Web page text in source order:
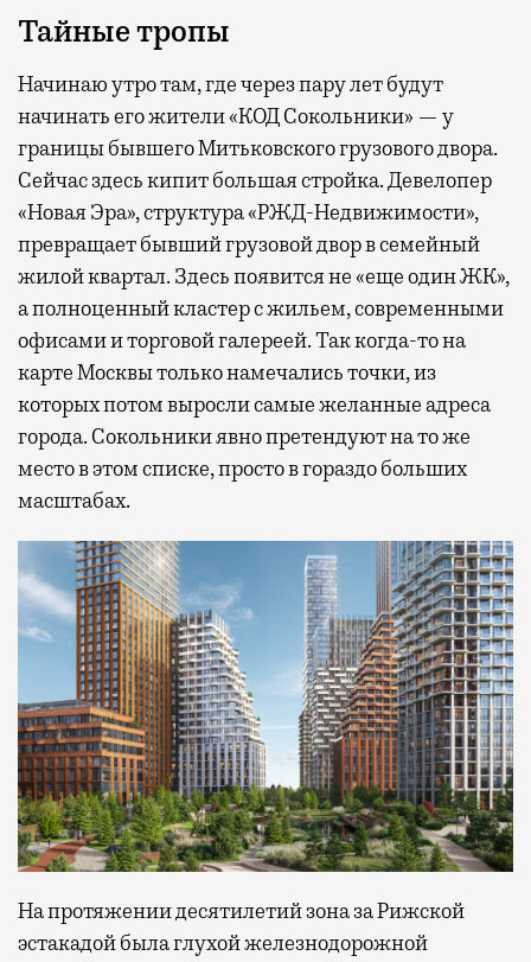
Тайные тропы
Начинаю утро там, где через пару лет будут
начинать его жители «КОД Сокольники» — у
границы бывшего Митьковского грузового двора.
Сейчас здесь кипит большая стройка. Девелопер
«Новая Эра», структура «РЖД-Недвижимости»,
превращает бывший грузовой двор в семейный
жилой квартал. Здесь появится не «еще один ЖК»,
а полноценный кластер с жильем, современными
офисами и торговой галереей. Так когда-то на
карте Москвы только намечались точки, из
которых потом выросли самые желанные адреса
города. Сокольники явно претендуют на то же
место в этом списке, просто в гораздо больших
масштабах.
На протяжении десятилетий зона за Рижской
эстакадой была глухой железнодорожной